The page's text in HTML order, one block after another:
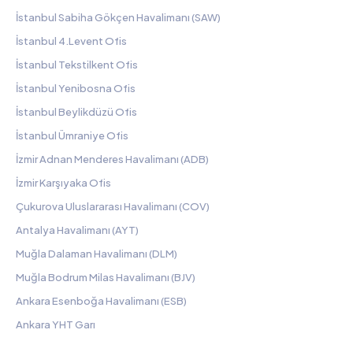
İstanbul Sabiha Gökçen Havalimanı (SAW)
İstanbul 4.Levent Ofis
İstanbul Tekstilkent Ofis
İstanbul Yenibosna Ofis
İstanbul Beylikdüzü Ofis
İstanbul Ümraniye Ofis
İzmir Adnan Menderes Havalimanı (ADB)
İzmir Karşıyaka Ofis
Çukurova Uluslararası Havalimanı (COV)
Antalya Havalimanı (AYT)
Muğla Dalaman Havalimanı (DLM)
Muğla Bodrum Milas Havalimanı (BJV)
Ankara Esenboğa Havalimanı (ESB)
Ankara YHT Garı